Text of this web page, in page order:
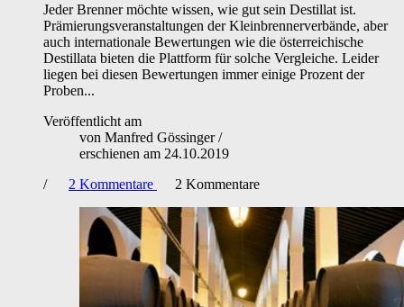
Jeder Brenner möchte wissen, wie gut sein Destillat ist.
Prämierungsveranstaltungen der Kleinbrennerverbände, aber
auch internationale Bewertungen wie die österreichische
Destillata bieten die Plattform für solche Vergleiche. Leider
liegen bei diesen Bewertungen immer einige Prozent der
Proben...
Veröffentlicht am
von Manfred Gössinger/
erschienen am 24.10.2019
/
2 Kommentare 2 Kommentare